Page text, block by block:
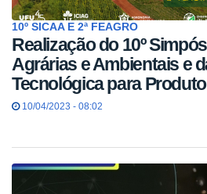
10º SICAA E 2ª FEAGRO
Realização do 10º
Agrárias e Ambientais e
Tecnológica para
10/04/2023 - 08:02